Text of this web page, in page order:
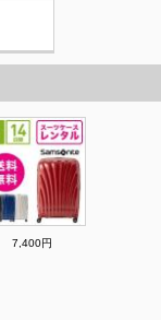
7,400円